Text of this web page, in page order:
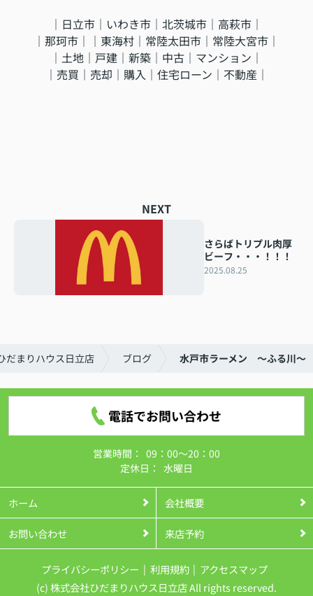
｜日立市｜いわき市｜北茨城市｜高萩市｜
｜那珂市｜｜東海村｜常陸太田市｜常陸大宮市｜
｜土地｜戸建｜新築｜中古｜マンション｜
｜売買｜売却｜購入｜住宅ローン｜不動産｜
NEXT
さらばトリプル肉厚
ビーフ・・・！！！
2025.08.25
だまりハウス日立店 ブログ 水戸市ラーメン ～ふる川～
電話でお問い合わせ
営業時間： 09：00～20：00
定休日： 水曜日
ホーム 会社概要
お問い合わせ 来店予約
プライバシーポリシー 利用規約
アクセスマップ
(c) 株式会社ひだまりハウス日立店 All rights reserved.